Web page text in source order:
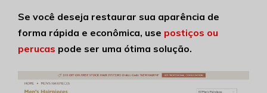
Se você deseja restaurar sua aparência de
forma rápida e econômica, use postiços ou
perucas pode ser uma ótima solução.